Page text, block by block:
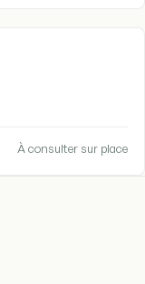
À consulter sur place